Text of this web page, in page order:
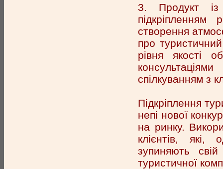
3. Продукт із
підкріпленням
створення
про
рівня якості
спілкуванням з
Підкріплення
непі нової
на ринку.
клієнтів, які,
зупиняють
туристичної